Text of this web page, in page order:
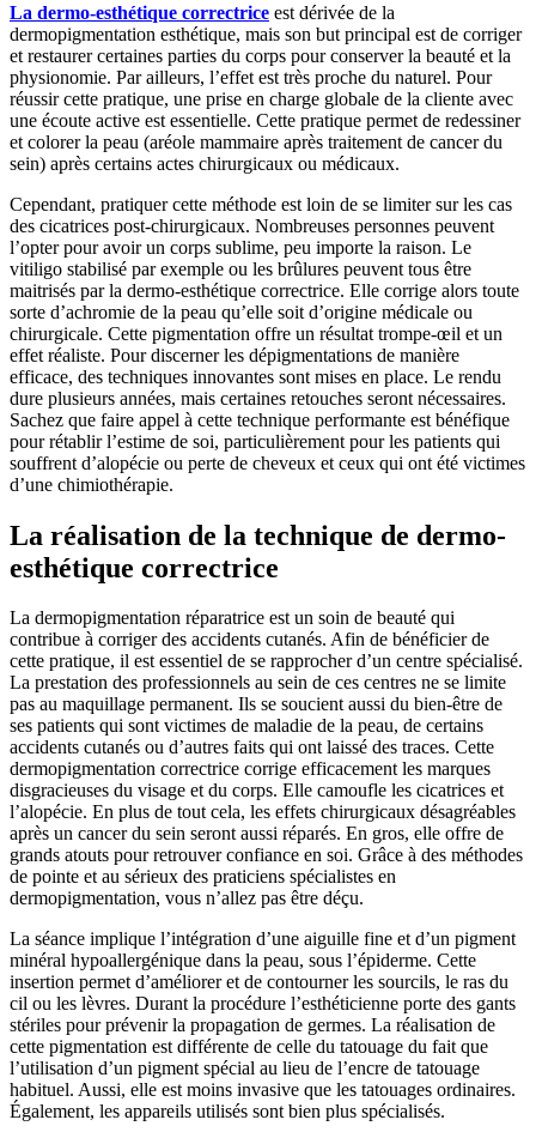
La dermo-esthétique correctrice est dérivée de la
dermopigmentation esthétique, mais son but principal est de corriger
et restaurer certaines parties du corps pour conserver la beauté et la
physionomie. Par ailleurs, l’effet est très proche du naturel. Pour
réussir cette pratique, une prise en charge globale de la cliente avec
une écoute active est essentielle. Cette pratique permet de redessiner
et colorer la peau (aréole mammaire après traitement de cancer du
sein) après certains actes chirurgicaux ou médicaux.
Cependant, pratiquer cette méthode est loin de se limiter sur les cas
des cicatrices post-chirurgicaux. Nombreuses personnes peuvent
l’opter pour avoir un corps sublime, peu importe la raison. Le
vitiligo stabilisé par exemple ou les brûlures peuvent tous être
maitrisés par la dermo-esthétique correctrice. Elle corrige alors toute
sorte d’achromie de la peau qu’elle soit d’origine médicale ou
chirurgicale. Cette pigmentation offre un résultat trompe-œil et un
effet réaliste. Pour discerner les dépigmentations de manière
efficace, des techniques innovantes sont mises en place. Le rendu
dure plusieurs années, mais certaines retouches seront nécessaires.
Sachez que faire appel à cette technique performante est bénéfique
pour rétablir l’estime de soi, particulièrement pour les patients qui
souffrent d’alopécie ou perte de cheveux et ceux qui ont été victimes
d’une chimiothérapie.
La réalisation de la technique de dermo-
esthétique correctrice
La dermopigmentation réparatrice est un soin de beauté qui
contribue à corriger des accidents cutanés. Afin de bénéficier de
cette pratique, il est essentiel de se rapprocher d’un centre spécialisé.
La prestation des professionnels au sein de ces centres ne se limite
pas au maquillage permanent. Ils se soucient aussi du bien-être de
ses patients qui sont victimes de maladie de la peau, de certains
accidents cutanés ou d’autres faits qui ont laissé des traces. Cette
dermopigmentation correctrice corrige efficacement les marques
disgracieuses du visage et du corps. Elle camoufle les cicatrices et
l’alopécie. En plus de tout cela, les effets chirurgicaux désagréables
après un cancer du sein seront aussi réparés. En gros, elle offre de
grands atouts pour retrouver confiance en soi. Grâce à des méthodes
de pointe et au sérieux des praticiens spécialistes en
dermopigmentation, vous n’allez pas être déçu.
La séance implique l’intégration d’une aiguille fine et d’un pigment
minéral hypoallergénique dans la peau, sous l’épiderme. Cette
insertion permet d’améliorer et de contourner les sourcils, le ras du
cil ou les lèvres. Durant la procédure l’esthéticienne porte des gants
stériles pour prévenir la propagation de germes. La réalisation de
cette pigmentation est différente de celle du tatouage du fait que
l’utilisation d’un pigment spécial au lieu de l’encre de tatouage
habituel. Aussi, elle est moins invasive que les tatouages ordinaires.
Également, les appareils utilisés sont bien plus spécialisés.